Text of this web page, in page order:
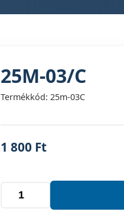
25M-03/C
Termékkód: 25m-03C
1 800 Ft
25M-